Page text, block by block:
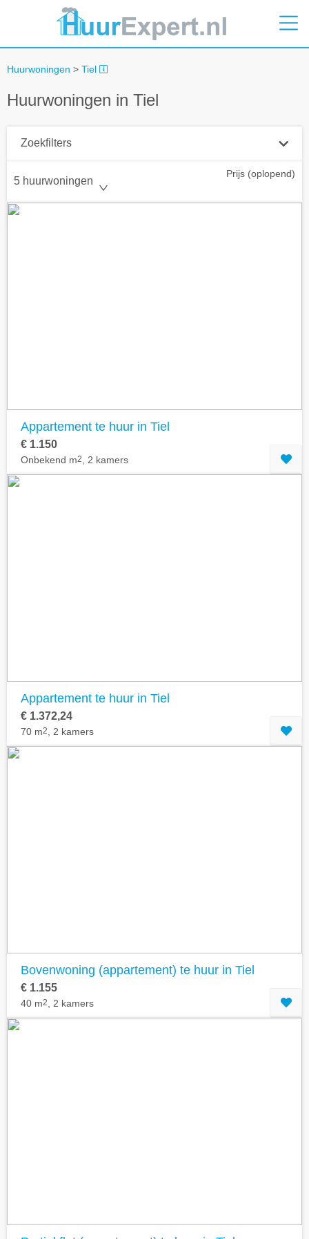
Huurwoningen > Tiel
Huurwoningen in Tiel
Zoekfilters
Plaatsnaam
5 huurwoningen
Prijs (oplopend)
Appartement te huur in Tiel
€ 1.150
Onbekend m2 , 2 kamers
Appartement te huur in Tiel
€ 1.372,24
70 m2 , 2 kamers
Bovenwoning (appartement) te huur in Tiel
€ 1.155
40 m2 , 2 kamers